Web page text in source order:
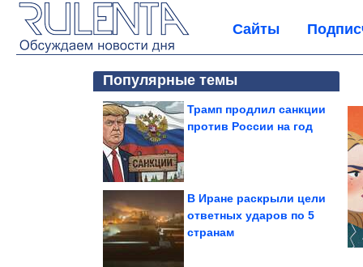
Сайты
Популярные темы
Трамп продлил санкции
против России на год
В Иране раскрыли цели
ответных ударов по 5
странам